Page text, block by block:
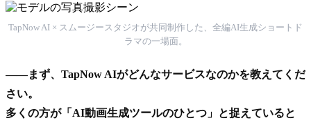
TapNow AI × スムージースタジオが共同制作した、全編AI生成ショートド
ラマの一場面。
——まず、TapNow AIがどんなサービスなのかを教えてくだ
さい。
多くの方が「AI動画生成ツールのひとつ」と捉えていると